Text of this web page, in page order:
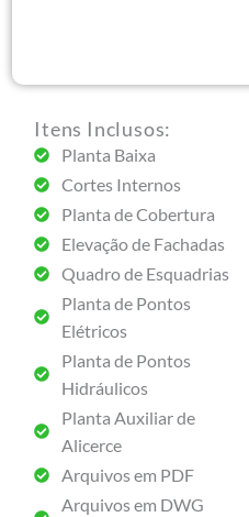
Itens Inclusos:
Planta Baixa
Cortes Internos
Planta de Cobertura
Elevação de Fachadas
Quadro de Esquadrias
Planta de Pontos
Elétricos
Planta de Pontos
Hidráulicos
Planta Auxiliar de
Alicerce
Arquivos em PDF
Arquivos em DWG